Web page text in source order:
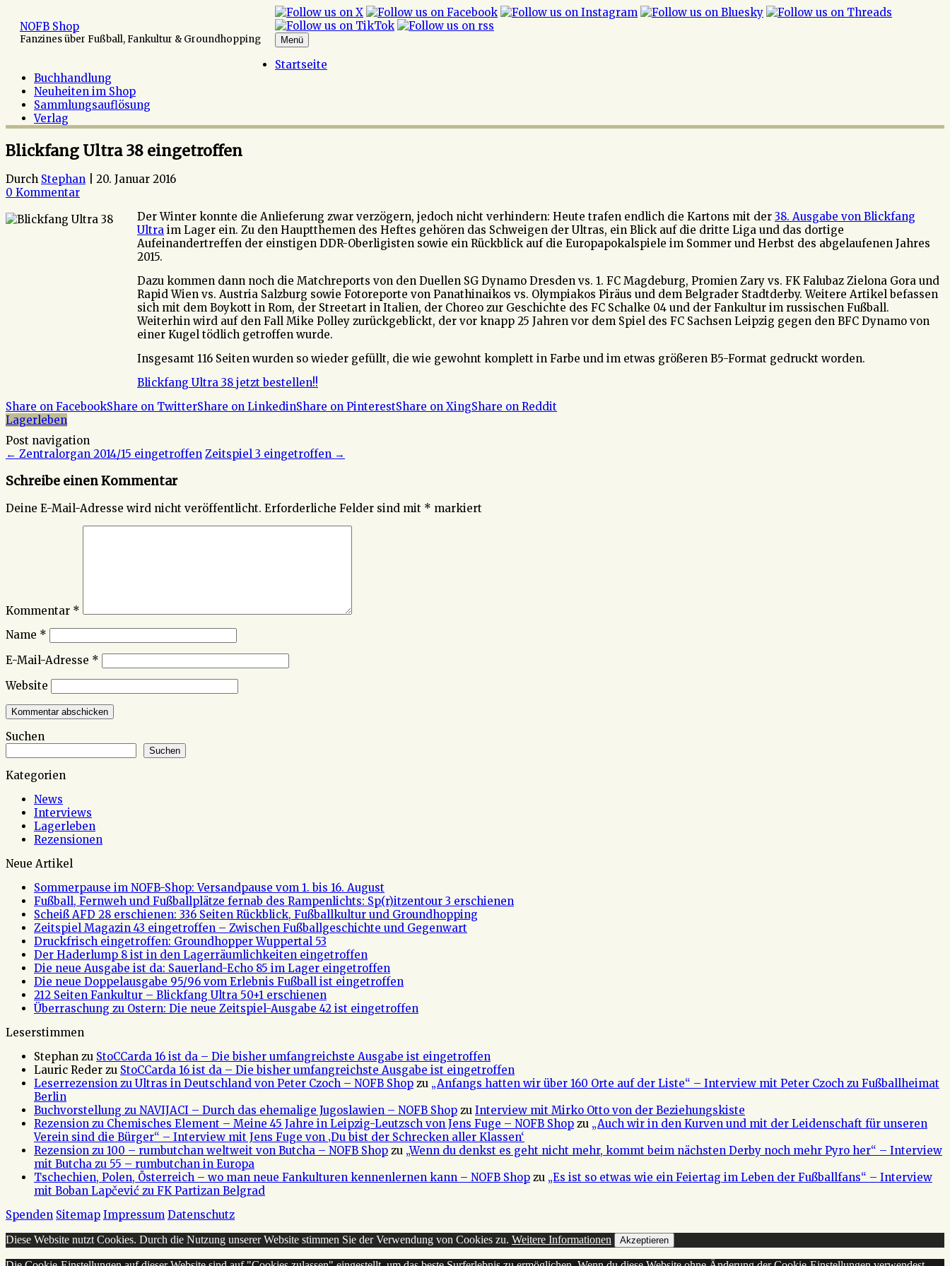
Inhalt
springen
NOFB Shop
Fanzines über Fußball, Fankultur & Groundhopping Menü
Startseite
Buchhandlung
Neuheiten im Shop
Sammlungsauflösung
Verlag
Blickfang Ultra 38 eingetroffen
Durch Stephan
20. Januar 2016
0 Kommentar
Der Winter konnte die Anlieferung zwar verzögern, jedoch nicht verhindern: Heute trafen endlich die Kartons mit der 38. Ausgabe von Blickfang
Ultra im Lager ein. Zu den Hauptthemen des Heftes gehören das Schweigen der Ultras, ein Blick auf die dritte Liga und das dortige
Aufeinandertreffen der einstigen DDR-Oberligisten sowie ein Rückblick auf die Europapokalspiele im Sommer und Herbst des abgelaufenen Jahres
2015.
Dazu kommen dann noch die Matchreports von den Duellen SG Dynamo Dresden vs. 1. FC Magdeburg, Promien Zary vs. FK Falubaz Zielona Gora und
Rapid Wien vs. Austria Salzburg sowie Fotoreporte von Panathinaikos vs. Olympiakos Piräus und dem Belgrader Stadtderby. Weitere Artikel befassen
sich mit dem Boykott in Rom, der Streetart in Italien, der Choreo zur Geschichte des FC Schalke 04 und der Fankultur im russischen Fußball.
Weiterhin wird auf den Fall Mike Polley zurückgeblickt, der vor knapp 25 Jahren vor dem Spiel des FC Sachsen Leipzig gegen den BFC Dynamo von
einer Kugel tödlich getroffen wurde.
Insgesamt 116 Seiten wurden so wieder gefüllt, die wie gewohnt komplett in Farbe und im etwas größeren B5-Format gedruckt worden.
Blickfang Ultra 38 jetzt bestellen!!
Share on FacebookShare on TwitterShare on LinkedinShare on PinterestShare on XingShare on Reddit
Lagerleben
Post navigation
← Zentralorgan 2014/15 eingetroffen Zeitspiel 3 eingetroffen →
Schreibe einen Kommentar
Deine E-Mail-Adresse wird nicht veröffentlicht. Erforderliche Felder sind mit * markiert
Kommentar *
Name *
E-Mail-Adresse *
Website
Suchen
Suchen
Kategorien
News
Interviews
Lagerleben
Rezensionen
Neue Artikel
Sommerpause im NOFB-Shop: Versandpause vom 1. bis 16. August
Fußball, Fernweh und Fußballplätze fernab des Rampenlichts: Sp(r)itzentour 3 erschienen
Scheiß AFD 28 erschienen: 336 Seiten Rückblick, Fußballkultur und Groundhopping
Zeitspiel Magazin 43 eingetroffen – Zwischen Fußballgeschichte und Gegenwart
Druckfrisch eingetroffen: Groundhopper Wuppertal 53
Der Haderlump 8 ist in den Lagerräumlichkeiten eingetroffen
Die neue Ausgabe ist da: Sauerland-Echo 85 im Lager eingetroffen
Die neue Doppelausgabe 95/96 vom Erlebnis Fußball ist eingetroffen
212 Seiten Fankultur – Blickfang Ultra 50+1 erschienen
Überraschung zu Ostern: Die neue Zeitspiel-Ausgabe 42 ist eingetroffen
Leserstimmen
Stephan zu StoCCarda 16 ist da – Die bisher umfangreichste Ausgabe ist eingetroffen
Lauric Reder zu StoCCarda 16 ist da – Die bisher umfangreichste Ausgabe ist eingetroffen
Leserrezension zu Ultras in Deutschland von Peter Czoch – NOFB Shop zu „Anfangs hatten wir über 160 Orte auf der Liste“ – Interview mit Peter Czoch zu Fußballheimat
Berlin
Buchvorstellung zu NAVIJACI – Durch das ehemalige Jugoslawien – NOFB Shop zu Interview mit Mirko Otto von der Beziehungskiste
Rezension zu Chemisches Element – Meine 45 Jahre in Leipzig-Leutzsch von Jens Fuge – NOFB Shop zu „Auch wir in den Kurven und mit der Leidenschaft für unseren
Verein sind die Bürger“ – Interview mit Jens Fuge von ‚Du bist der Schrecken aller Klassen‘
Rezension zu 100 – rumbutchan weltweit von Butcha – NOFB Shop zu „Wenn du denkst es geht nicht mehr, kommt beim nächsten Derby noch mehr Pyro her“ – Interview
mit Butcha zu 55 – rumbutchan in Europa
Tschechien, Polen, Österreich – wo man neue Fankulturen kennenlernen kann – NOFB Shop zu „Es ist so etwas wie ein Feiertag im Leben der Fußballfans“ – Interview
mit Boban Lapčević zu FK Partizan Belgrad
Spenden Sitemap Impressum Datenschutz
Diese Website nutzt Cookies. Durch die Nutzung unserer Website stimmen Sie der Verwendung von Cookies zu. Weitere Informationen Akzeptieren